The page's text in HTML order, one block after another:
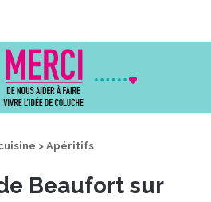
> Apéritifs
Beaufort sur